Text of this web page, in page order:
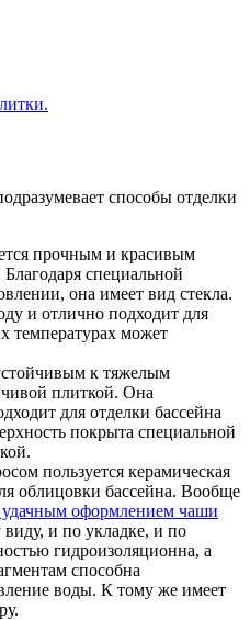
способы отделки
прочным и красивым
специальной
она имеет вид стекла.
и отлично подходит для
температурах может
к тяжелым
плиткой. Она
для отделки бассейна
покрыта специальной
пользуется керамическая
облицовки бассейна. Вообще
удачным оформлением чаши
и по укладке, и по
гидроизоляционна, а
способна
воды. К тому же имеет